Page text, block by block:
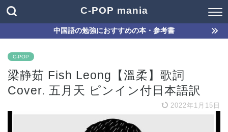
C-POP mania
中国語の勉強におすすめの本・参考書
C-POP
梁静茹 Fish Leong【溫柔】歌詞
Cover. 五月天 ピンイン付日本語訳
2022年1月15日